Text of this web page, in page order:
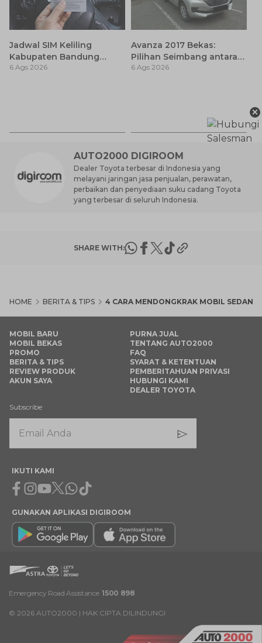
Jadwal SIM Keliling
Kabupaten Bandung
Terbaru 2026 dan
6 Ags 2026
Avanza 2017 Bekas:
Pilihan Seimbang antara
Harga dan Fitur Modern
6 Ags 2026
6
AUTO2000 DIGIROOM
Dealer Toyota terbesar di Indonesia yang
melayani jaringan jasa penjualan, perawatan,
perbaikan dan penyediaan suku cadang Toyota
yang terbesar di seluruh Indonesia.
SHARE WITH:
HOME BERITA & TIPS 4 CARA MENDONGKRAK MOBIL SEDAN
×
MOBIL BARU
MOBIL BEKAS
PROMO
BERITA & TIPS
REVIEW PRODUK
AKUN SAYA
PURNA JUAL
TENTANG AUTO2000
FAQ
SYARAT & KETENTUAN
PEMBERITAHUAN PRIVASI
HUBUNGI KAMI
DEALER TOYOTA
Subscribe
IKUTI KAMI
Facebook
Instagram
Youtube
X Whatsapp
Tiktok
GUNAKAN APLIKASI DIGIROOM
Emergency Road Assistance 1500 898
© 2026 AUTO2000 | HAK CIPTA DILINDUNGI